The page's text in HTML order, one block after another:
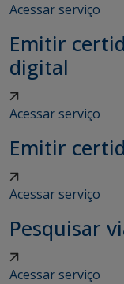
Acessar serviço
Emitir
digital
Acessar serviço
Emitir
Acessar serviço
Pesquisar
Acessar serviço